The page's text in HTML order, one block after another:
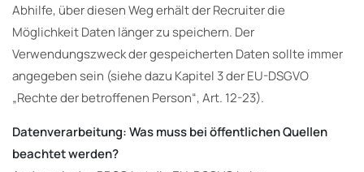
Abhilfe, über diesen Weg erhält der Recruiter die
Möglichkeit Daten länger zu speichern. Der
Verwendungszweck der gespeicherten Daten sollte immer
angegeben sein (siehe dazu Kapitel 3 der EU-DSGVO
„Rechte der betroffenen Person“, Art. 12-23).
Datenverarbeitung: Was muss bei öffentlichen Quellen
beachtet werden?